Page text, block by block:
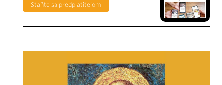
Staňte sa predplatiteľom